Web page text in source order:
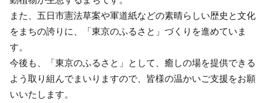
また、五日市憲法草案や軍道紙などの素晴らしい歴史と文化
をまちの誇りに、「東京のふるさと」づくりを進めていま
す。
今後も、「東京のふるさと」として、癒しの場を提供できる
よう取り組んでまいりますので、皆様の温かいご支援をお願
いいたします。